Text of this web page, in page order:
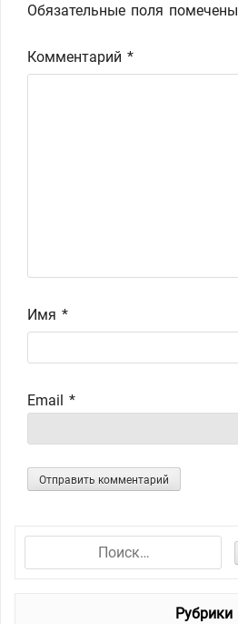
Обязательные поля помечены
Комментарий *
Имя *
Email *
а
Рубрики